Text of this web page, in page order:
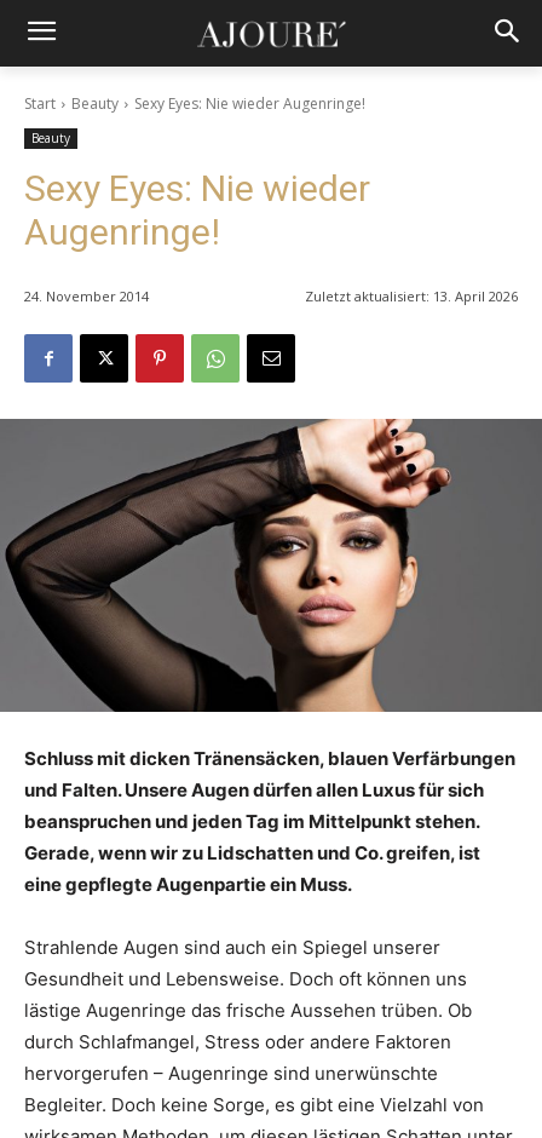
Start Beauty Sexy Eyes: Nie wieder Augenringe!
Beauty
Sexy Eyes: Nie wieder
Augenringe!
24. November 2014 Zuletzt aktualisiert: 13. April 2026
Schluss mit dicken Tränensäcken, blauen Verfärbungen
und Falten. Unsere Augen dürfen allen Luxus für sich
beanspruchen und jeden Tag im Mittelpunkt stehen.
Gerade, wenn wir zu Lidschatten und Co. greifen, ist
eine gepflegte Augenpartie ein Muss.
Strahlende Augen sind auch ein Spiegel unserer
Gesundheit und Lebensweise. Doch oft können uns
lästige Augenringe das frische Aussehen trüben. Ob
durch Schlafmangel, Stress oder andere Faktoren
hervorgerufen – Augenringe sind unerwünschte
Begleiter. Doch keine Sorge, es gibt eine Vielzahl von